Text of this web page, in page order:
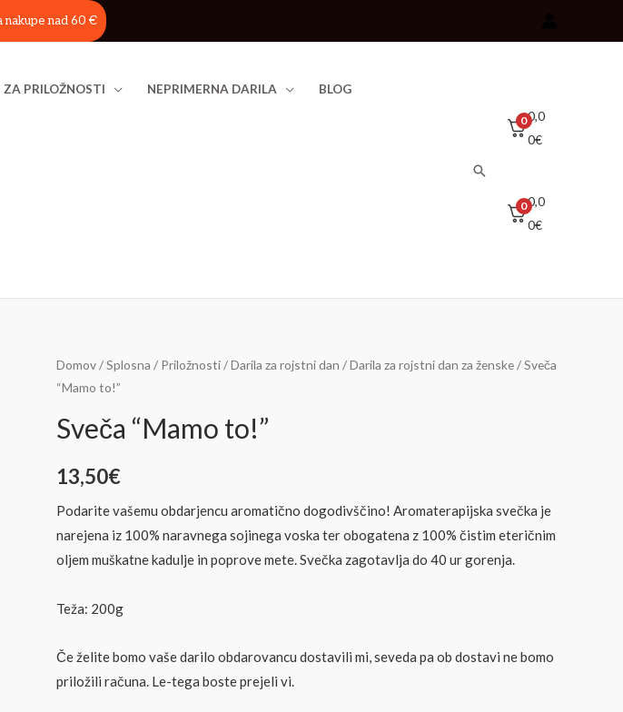
nakupe nad 60 €
ZA PRILOŽNOSTI NEPRIMERNA DARILA BLOG
Išči
00,0
0€
00,0
0€
Domov/Splosna / Priložnosti/Darila za rojstni dan /Darila za rojstni dan za ženske/ Sveča
“Mamo to!”
Sveča “Mamo to!”
13,50€
Podarite vašemu obdarjencu aromatično dogodivščino! Aromaterapijska svečka je
narejena iz 100% naravnega sojinega voska ter obogatena z 100% čistim eteričnim
oljem muškatne kadulje in poprove mete. Svečka zagotavlja do 40 ur gorenja.
Teža: 200g
Če želite bomo vaše darilo obdarovancu dostavili mi, seveda pa ob dostavi ne bomo
priložili računa. Le-tega boste prejeli vi.
Sveča
“Mamo
količina